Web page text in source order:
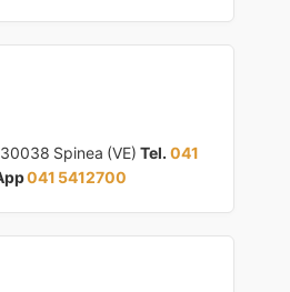
Spinea (VE) Tel. 041
041 5412700